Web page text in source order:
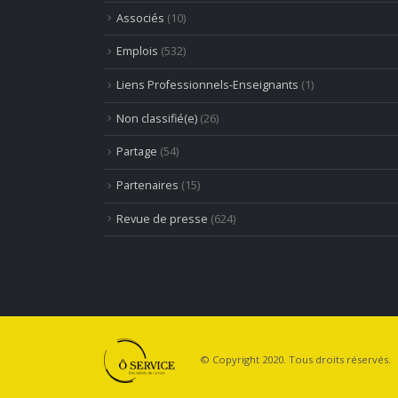
Associés (10)
Emplois (532)
Liens Professionnels-Enseignants (1)
Non classifié(e) (26)
Partage (54)
Partenaires (15)
Revue de presse (624)
© Copyright 2020. Tous droits réservés.